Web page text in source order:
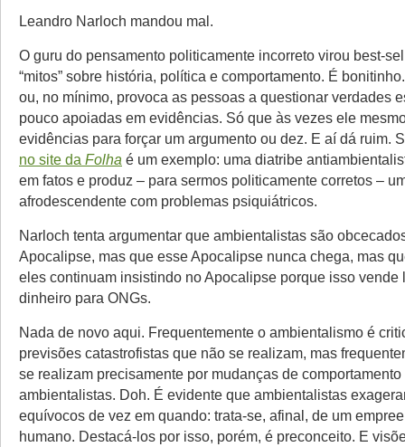
Leandro Narloch mandou mal.
O guru do pensamento politicamente incorreto virou best-
“mitos” sobre história, política e comportamento. É
ou, no mínimo, provoca as pessoas a questionar verdades
pouco apoiadas em evidências. Só que às vezes ele
evidências para forçar um argumento ou dez. E aí dá ruim.
no site da Folha é um exemplo: uma diatribe
em fatos e produz – para sermos politicamente corretos –
afrodescendente com problemas psiquiátricos.
Narloch tenta argumentar que ambientalistas são
Apocalipse, mas que esse Apocalipse nunca chega, mas
eles continuam insistindo no Apocalipse porque isso vende
dinheiro para ONGs.
Nada de novo aqui. Frequentemente o ambientalismo é
previsões catastrofistas que não se realizam, mas
se realizam precisamente por mudanças de
ambientalistas. Doh. É evidente que ambientalistas
equívocos de vez em quando: trata-se, afinal, de um
humano. Destacá-los por isso, porém, é preconceito. E